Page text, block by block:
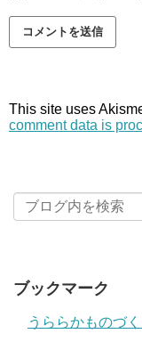
This site uses
comment data is
ブックマーク
うららかものづ